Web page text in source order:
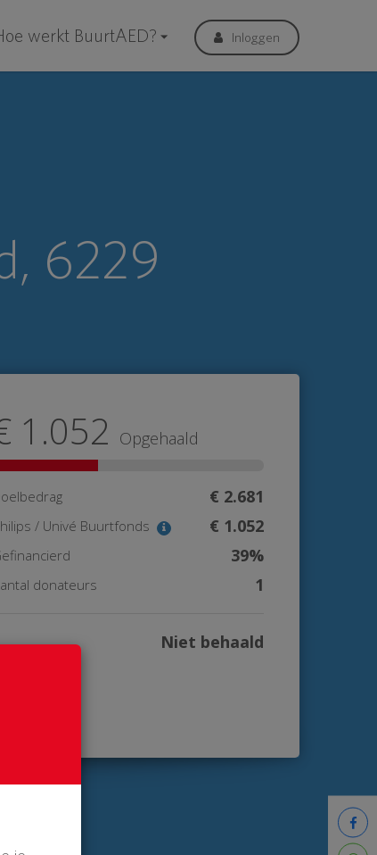
werkt BuurtAED? Inloggen
6229
1.052 Opgehaald
€ 2.681
/ Univé Buurtfonds € 1.052
39%
donateurs 1
Niet behaald